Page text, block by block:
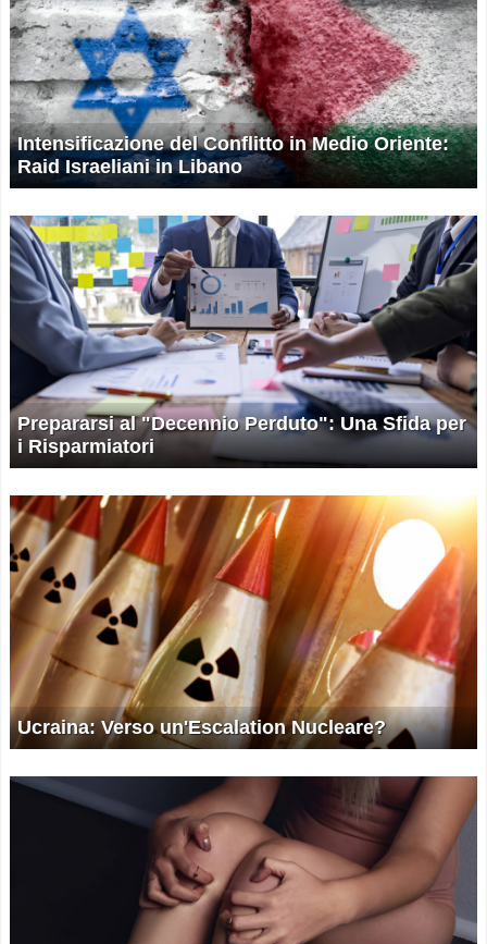
Intensificazione del Conflitto in Medio Oriente:
Raid Israeliani in Libano
Prepararsi al "Decennio Perduto": Una Sfida per
i Risparmiatori
Ucraina: Verso un'Escalation Nucleare?